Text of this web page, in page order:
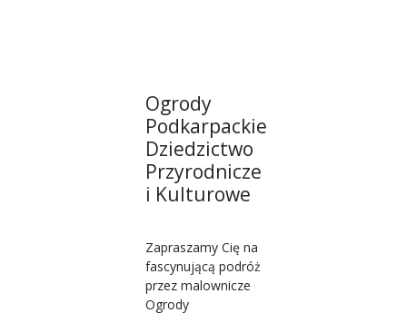
Ogrody
Podkarpackie
Dziedzictwo
Przyrodnicze
i Kulturowe
Zapraszamy Cię na
fascynującą podróż
przez malownicze
Ogrody